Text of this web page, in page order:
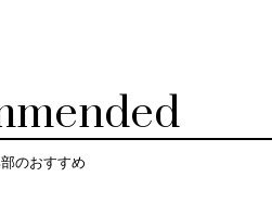
のおすすめ